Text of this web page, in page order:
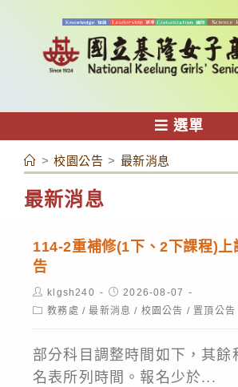
容
選單
最新消息
> 校園公告 > 最新消息
114-2重補修(1下、2下課程)上
告
Post
author:
klgsh240
Post
published:
2026-08-07
Post教務處 / 最新消息 / 校園公告 / 置頂公告
部分科目調整時間如下，其餘
名表所列時間。報名少於...